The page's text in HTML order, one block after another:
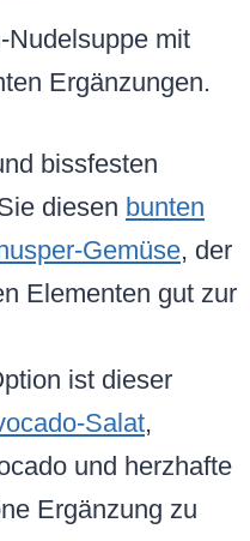
Nudelsuppe mit
Ergänzungen.
bissfesten
diesen bunten
Gemüse, der
Elementen gut zur
ist dieser
Salat,
und herzhafte
Ergänzung zu